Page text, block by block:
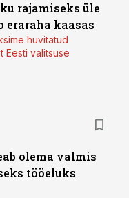
rajamiseks üle
eraraha kaasas
huvitatud
Eesti valitsuse
olema valmis
tööeluks